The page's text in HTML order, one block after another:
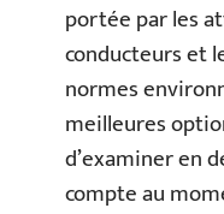
portée par les
conducteurs et
normes
meilleures
d’examiner en
compte au